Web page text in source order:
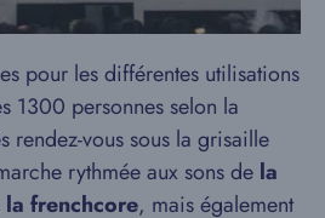
pour les différentes utilisations
1300 personnes selon la
rendez-vous sous la grisaille
rythmée aux sons de la
la frenchcore, mais également